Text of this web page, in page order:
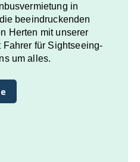
in
beeindruckenden
Herten mit unserer
für Sightseeing-
um alles.